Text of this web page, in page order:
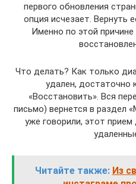
первого обновления
опция исчезает. Вернуть
Именно по этой
Что делать? Как только
удален, достаточно
«Восстановить». Вся
письмо) вернется в раздел
уже говорили, этот
Читайте также: Из